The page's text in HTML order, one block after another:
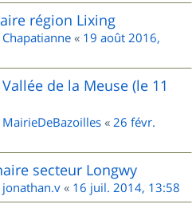
région Lixing
Chapatianne « 19 août 2016,
de la Meuse (le 11
MairieDeBazoilles « 26 févr.
secteur Longwy
jonathan.v « 16 juil. 2014, 13:58